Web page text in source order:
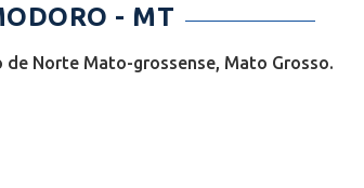
- MT
Norte Mato-grossense, Mato Grosso.